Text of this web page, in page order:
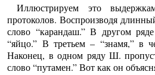
Иллюстрируем это
протоколов. Воспроизводя
слово “карандаш.” В другом
“яйцо.” В третьем – “знамя,” в
Наконец, в одном ряду Ш.
слово “путамен.” Вот как он